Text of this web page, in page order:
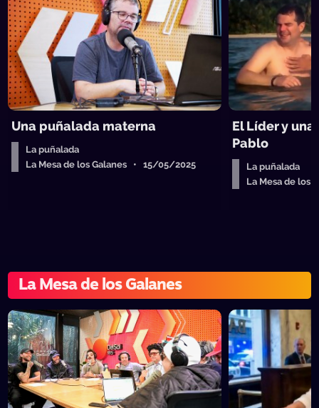
Una puñalada materna
La puñalada
La Mesa de los Galanes • 15/05/2025
El Líder y
Pablo
La puñalada
La Mesa de los
La Mesa de los Galanes